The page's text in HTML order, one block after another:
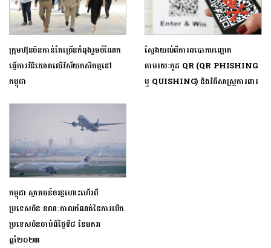
ក្រុមហ៊ុនចិនកាន់តែច្រើនកំពុងរួមចំណែក
ធ្វើការវិនិយោគលើវិស័យកសិកម្មនៅ
កម្ពុជា
ស្វែងយល់ពីការឆបោកបញ្ឆោត
តាមរយៈកូដ QR (QR PHISHING
ឬ QUISHING) និងវិធីសាស្ត្រការពារ
កម្ពុជា ស្វាគមន៍ចរន្តហោះហើរពី
ប្រទេសចិន ខណៈកាលកំណត់នៃការបើក
ប្រទេសចិនចាប់ពីថ្ងៃទី៨ ខែមករា
ឆ្នាំ២០២៣